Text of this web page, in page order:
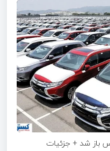
باز شد + جزئیات